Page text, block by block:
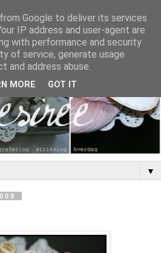
▼
Google to deliver its services
IP address and user-agent are
with performance and security
of service, generate usage
and address abuse.
MORE GOT IT